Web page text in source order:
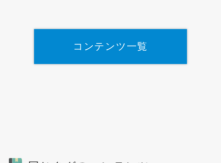
コンテンツ一覧